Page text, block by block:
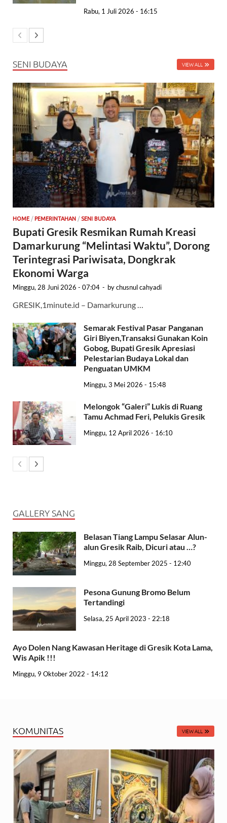
Rabu, 1 Juli 2026 - 16:15
SENI BUDAYA VIEW ALL
HOME / PEMERINTAHAN / SENI BUDAYA
Bupati Gresik Resmikan Rumah Kreasi
Damarkurung “Melintasi Waktu”, Dorong
Terintegrasi Pariwisata, Dongkrak
Ekonomi Warga
Minggu, 28 Juni 2026 - 07:04 - bychusnul cahyadi
GRESIK,1minute.id – Damarkurung …
Semarak Festival Pasar Panganan
Giri Biyen,Transaksi Gunakan Koin
Gobog, Bupati Gresik Apresiasi
Pelestarian Budaya Lokal dan
Penguatan UMKM
Minggu, 3 Mei 2026 - 15:48
Melongok “Galeri” Lukis di Ruang
Tamu Achmad Feri, Pelukis Gresik
Minggu, 12 April 2026 - 16:10
GALLERY SANG
Belasan Tiang Lampu Selasar Alun-
alun Gresik Raib, Dicuri atau …?
Minggu, 28 September 2025 - 12:40
Pesona Gunung Bromo Belum
Tertandingi
Selasa, 25 April 2023 - 22:18
Ayo Dolen Nang Kawasan Heritage di Gresik Kota Lama,
Wis Apik !!!
Minggu, 9 Oktober 2022 - 14:12
KOMUNITAS VIEW ALL